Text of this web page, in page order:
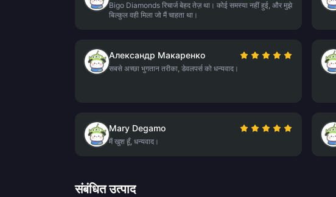
Bigo Diamonds रिचार्ज बेहद तेज़ था। कोई समस्या नहीं हुई, और मुझे
बिल्कुल वही मिला जो मैं चाहता था।
Александр Макаренко
सबसे अच्छा भुगतान तरीका, डेवलपर्स को धन्यवाद।
Mary Degamo
मैं खुश हूँ, धन्यवाद।
संबंधित उत्पाद